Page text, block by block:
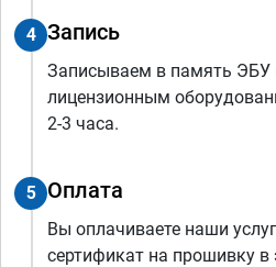
4 Запись
Записываем в память
лицензионным
2-3 часа.
5 Оплата
Вы оплачиваете наши
сертификат на прошивку в